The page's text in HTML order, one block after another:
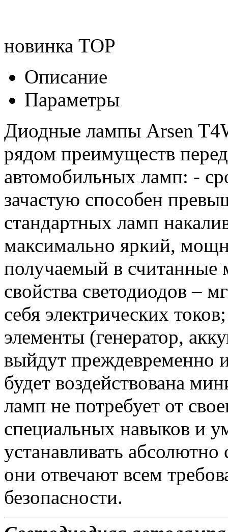
новинка TOP
Описание
Параметры
Диодные лампы Arsen
рядом преимуществ
автомобильных ламп: -
зачастую способен
стандартных ламп
максимально яркий,
получаемый в считанные
свойства светодиодов –
себя электрических
элементы (генератор,
выйдут преждевременно
будет воздействована
ламп не потребует от
специальных навыков и
устанавливать
они отвечают всем
безопасности.